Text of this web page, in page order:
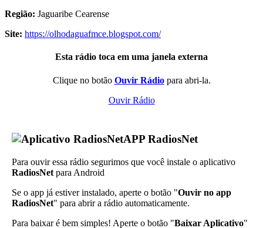
Região: Jaguaribe Cearense
Site: https://olhodaguafmce.blogspot.com/
Esta rádio toca em uma janela externa
Clique no botão Ouvir Rádiopara abri-la.
Ouvir Rádio
APP RadiosNet
Para ouvir essa rádio segurimos que você instale o aplicativo
RadiosNet para Android
Se o app já estiver instalado, aperte o botão "Ouvir no app
RadiosNet" para abrir a rádio automaticamente.
Para baixar é bem simples! Aperte o botão "Baixar Aplicativo"